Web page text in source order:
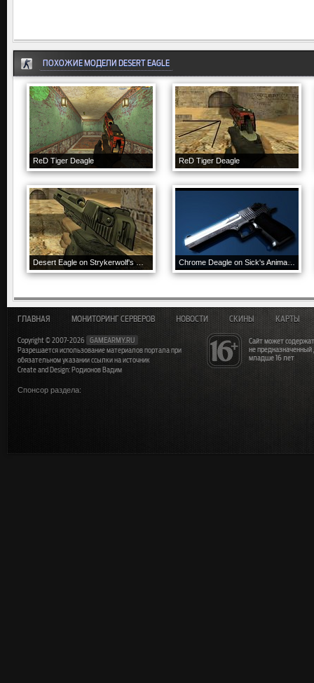
ПОХОЖИЕ МОДЕЛИ DESERT EAGLE
ReD Tiger Deagle ReD Tiger Deagle
Desert Eagle on Strykerwolf's GO anims Chrome Deagle on Sick's Animations V2
Сайт может
не
младше 16 лет
ГЛАВНАЯ МОНИТОРИНГ СЕРВЕРОВ НОВОСТИ СКИНЫ КАРТЫ
Copyright © 2007-2026
GAMEARMY.RU
Разрешается использование материалов портала при
обязательном указании ссылки на источник
Create and Design: Родионов Вадим
Спонсор раздела: